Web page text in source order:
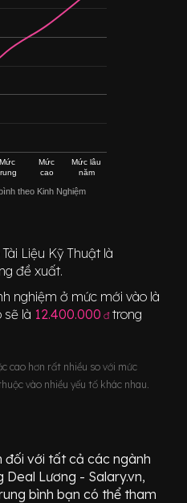
theo Kinh Nghiệm
Mức
Mức
cao
Mức lâu
năm
Liệu Kỹ Thuật là
đề xuất.
nghiệm ở mức mới vào là
sẽ là 12.400.000 đ trong
cao hơn rất nhiều so với mức
vào nhiều yếu tố khác nhau.
đối với tất cả các ngành
Deal Lương - Salary.vn,
bình bạn có thể tham